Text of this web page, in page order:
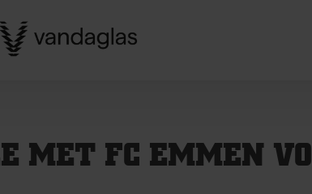
MET FC EMMEN